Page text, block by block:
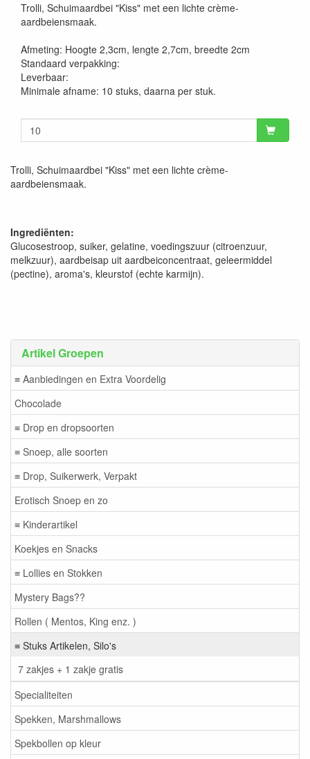
Artikel Groepen
≡ Aanbiedingen en Extra Voordelig
Chocolade
≡ Drop en dropsoorten
≡ Snoep, alle soorten
≡ Drop, Suikerwerk, Verpakt
Erotisch Snoep en zo
≡ Kinderartikel
Koekjes en Snacks
≡ Lollies en Stokken
Mystery Bags??
Rollen ( Mentos, King enz. )
≡ Stuks Artikelen, Silo's
7 zakjes + 1 zakje gratis
Specialiteiten
Spekken, Marshmallows
Spekbollen op kleur
Trolli, Schuimaardbei "Kiss" met een lichte crème-
aardbeiensmaak.
Afmeting: Hoogte 2,3cm, lengte 2,7cm, breedte 2cm
Standaard verpakking:
Leverbaar:
Minimale afname: 10 stuks, daarna per stuk.
Trolli, Schuimaardbei "Kiss" met een lichte crème-
aardbeiensmaak.
Ingrediënten:
Glucosestroop, suiker, gelatine, voedingszuur (citroenzuur,
melkzuur), aardbeisap uit aardbeiconcentraat, geleermiddel
(pectine), aroma's, kleurstof (echte karmijn).